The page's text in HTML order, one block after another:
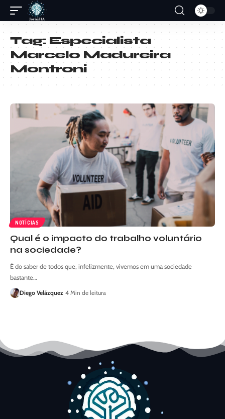
Tag:Especialista
Marcelo Madureira
Montroni
NOTÍCIAS
Qual é o impacto do trabalho voluntário
na sociedade?
É do saber de todos que, infelizmente, vivemos em uma sociedade
bastante…
Diego Velázquez 4 Min de leitura